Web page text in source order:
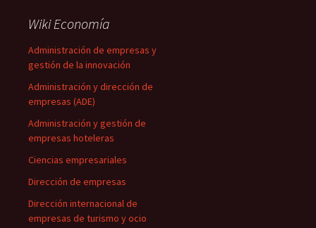
Wiki Economía
Administración de empresas y
gestión de la innovación
Administración y dirección de
empresas (ADE)
Administración y gestión de
empresas hoteleras
Ciencias empresariales
Dirección de empresas
Dirección internacional de
empresas de turismo y ocio